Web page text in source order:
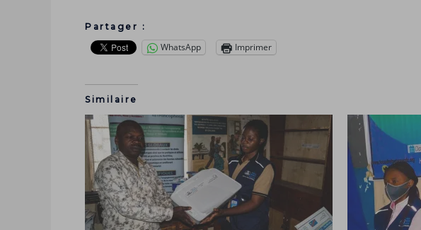
Partager :
WhatsApp Imprimer
Similaire